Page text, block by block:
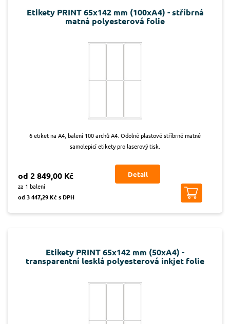
Etikety PRINT 65x142 mm (100xA4) - stříbrná
matná polyesterová folie
6 etiket na A4, balení 100 archů A4. Odolné plastové stříbrné matné
samolepicí etikety pro laserový tisk.
od 2 849,00 Kč
za 1 balení
od 3 447,29 Kč s DPH
Detail
Etikety PRINT 65x142 mm (50xA4) -
transparentní lesklá polyesterová inkjet folie